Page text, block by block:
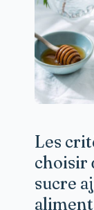
Les
choisir
sucre